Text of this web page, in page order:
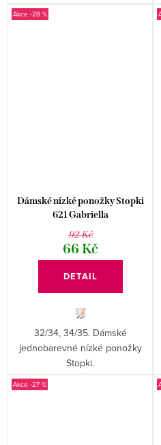
-28 %
Dámské nízké ponožky Stopki
621 Gabriella
92 Kč
66 Kč
DETAIL
32/34, 34/35. Dámské
jednobarevné nízké ponožky
Stopki.
-27 %